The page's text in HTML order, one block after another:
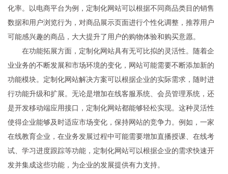
化率。以电商平台为例，定制化网站可以根据不同商品类目的销售
数据和用户浏览行为，对商品展示页面进行个性化调整，推荐用户
可能感兴趣的商品，大大提升了用户的购物体验和购买意愿。
在功能拓展方面，定制化网站具有无可比拟的灵活性。随着企
业业务的不断发展和市场环境的变化，网站可能需要不断添加新的
功能模块。定制化网站解决方案可以根据企业的实际需求，随时进
行功能升级和扩展。无论是增加在线客服系统、会员管理系统，还
是开发移动端应用接口，定制化网站都能够轻松实现。这种灵活性
使得企业能够及时适应市场变化，保持网站的竞争力。例如，一家
在线教育企业，在业务发展过程中可能需要增加直播授课、在线考
试、学习进度跟踪等功能，定制化网站可以根据企业的需求快速开
发并集成这些功能，为企业的发展提供有力支持。